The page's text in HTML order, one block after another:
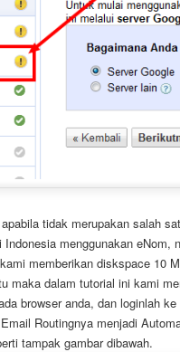
tidak merupakan salah
menggunakan eNom,
memberikan diskspace 10
maka dalam tutorial ini kami
browser anda, dan loginlah
Routingnya menjadi
tampak gambar dibawah.